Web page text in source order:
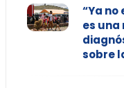
“Ya
es
sobre